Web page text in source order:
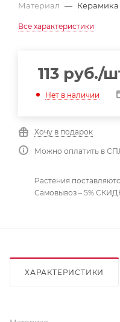
Материал — Керамика
Все характеристики
113 руб./
Нет в наличии
Хочу в подарок
Можно оплатить в
Растения
Самовывоз – 5%
ХАРАКТЕРИСТИКИ